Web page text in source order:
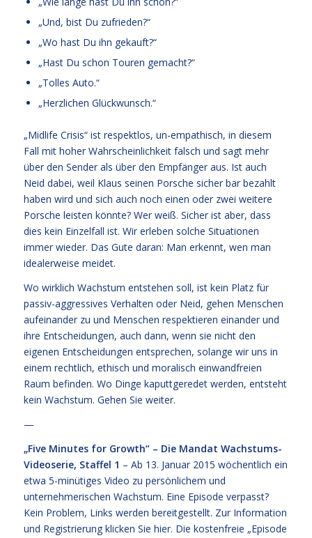
„Und, bist Du zufrieden?“
„Wo hast Du ihn gekauft?“
„Hast Du schon Touren gemacht?“
„Tolles Auto.“
„Herzlichen Glückwunsch.“
„Midlife Crisis“ ist respektlos, un-empathisch, in diesem
Fall mit hoher Wahrscheinlichkeit falsch und sagt mehr
über den Sender als über den Empfänger aus. Ist auch
Neid dabei, weil Klaus seinen Porsche sicher bar bezahlt
haben wird und sich auch noch einen oder zwei weitere
Porsche leisten könnte? Wer weiß. Sicher ist aber, dass
dies kein Einzelfall ist. Wir erleben solche Situationen
immer wieder. Das Gute daran: Man erkennt, wen man
idealerweise meidet.
Wo wirklich Wachstum entstehen soll, ist kein Platz für
passiv-aggressives Verhalten oder Neid, gehen Menschen
aufeinander zu und Menschen respektieren einander und
ihre Entscheidungen, auch dann, wenn sie nicht den
eigenen Entscheidungen entsprechen, solange wir uns in
einem rechtlich, ethisch und moralisch einwandfreien
Raum befinden. Wo Dinge kaputtgeredet werden, entsteht
kein Wachstum. Gehen Sie weiter.
—
„Five Minutes for Growth“ – Die Mandat Wachstums-
Videoserie, Staffel 1 – Ab 13. Januar 2015 wöchentlich ein
etwa 5-minütiges Video zu persönlichem und
unternehmerischen Wachstum. Eine Episode verpasst?
Kein Problem, Links werden bereitgestellt. Zur Information
und Registrierung klicken Sie hier. Die kostenfreie „Episode